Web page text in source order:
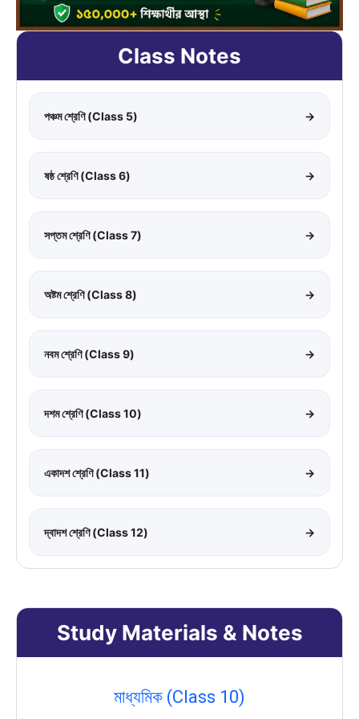
Class Notes
পঞ্চম শ্রেণি (Class 5) →
ষষ্ঠ শ্রেণি (Class 6) →
সপ্তম শ্রেণি (Class 7) →
অষ্টম শ্রেণি (Class 8) →
নবম শ্রেণি (Class 9) →
দশম শ্রেণি (Class 10) →
একাদশ শ্রেণি (Class 11) →
দ্বাদশ শ্রেণি (Class 12) →
Study Materials & Notes
মাধ্যমিক (Class 10)